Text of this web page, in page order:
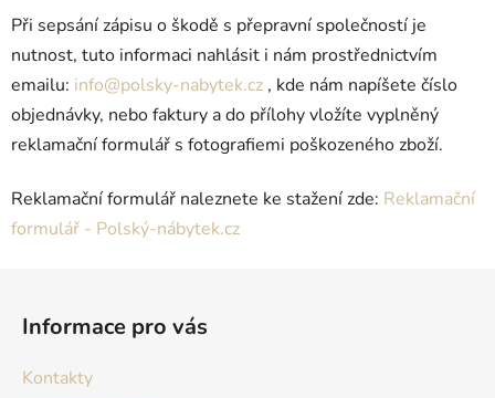
Při sepsání zápisu o škodě s přepravní společností je
nutnost, tuto informaci nahlásit i nám prostřednictvím
emailu: info@polsky-nabytek.cz , kde nám napíšete číslo
objednávky, nebo faktury a do přílohy vložíte vyplněný
reklamační formulář s fotografiemi poškozeného zboží.
Reklamační formulář naleznete ke stažení zde: Reklamační
formulář - Polský-nábytek.cz
Informace pro vás
Kontakty